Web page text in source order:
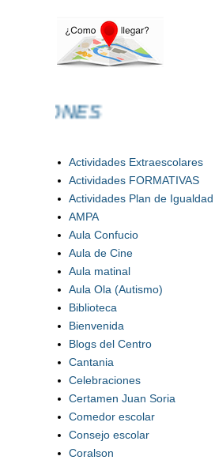
Actividades Extraescolares
Actividades FORMATIVAS
Actividades Plan de Igualdad
AMPA
Aula Confucio
Aula de Cine
Aula matinal
Aula Ola (Autismo)
Biblioteca
Bienvenida
Blogs del Centro
Cantania
Celebraciones
Certamen Juan Soria
Comedor escolar
Consejo escolar
Coralson